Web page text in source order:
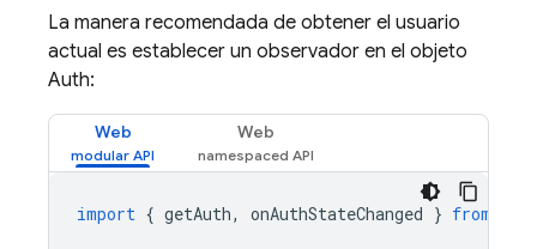
La manera recomendada de obtener el usuario
actual es establecer un observador en el objeto
Auth:
Web Web
import { getAuth, onAuthStateChanged } from